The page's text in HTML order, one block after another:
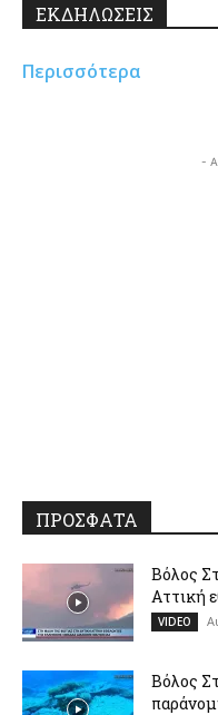
ΕΚΔΗΛΩΣΕΙΣ
Περισσότερα
-
ΠΡΟΣΦΑΤΑ
Βόλος
Αττική
VIDEO
Βόλος